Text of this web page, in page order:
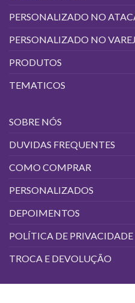
PERSONALIZADO NO
PERSONALIZADO NO
PRODUTOS
TEMATICOS
SOBRE NÓS
DUVIDAS FREQUENTES
COMO COMPRAR
PERSONALIZADOS
DEPOIMENTOS
POLÍTICA DE PRIVACIDADE
TROCA E DEVOLUÇÃO